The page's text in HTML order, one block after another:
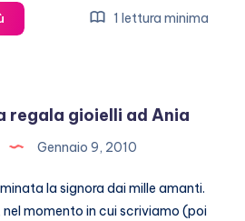
Goledzinowska,
Zequila
1 lettura minima
regala gioielli ad Ania
Gennaio 9, 2010
la signora dai mille amanti.
momento in cui scriviamo (poi